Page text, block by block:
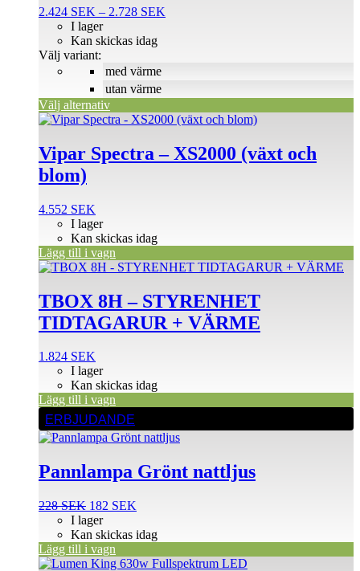
2.424 SEK – 2.728 SEK
med värme
utan värme
I lager
Kan skickas idag
Välj variant:
Välj alternativ
De
olika
alternativen
kan
väljas
produktsidan
Vipar Spectra – XS2000 (växt och
blom)
4.552 SEK
I lager
Kan skickas idag
Lägg till i vagn
TBOX 8H – STYRENHET
TIDTAGARUR + VÄRME
1.824 SEK
I lager
Kan skickas idag
Lägg till i vagn
ERBJUDANDE
Pannlampa Grönt nattljus
228SEK Det
ursprungliga
priset
var:
228 SEK.
182 SEK
priset
182 SEK.
I lager
Kan skickas idag
Lägg till i vagn